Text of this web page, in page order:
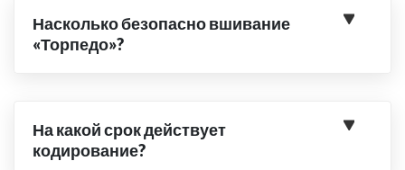
Насколько безопасно вшивание
«Торпедо»?
На какой срок действует
кодирование?